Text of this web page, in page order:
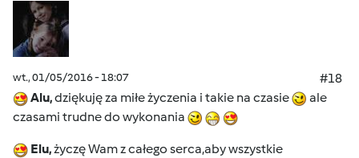
wt., 01/05/2016 - 18:07
#18
Alu,dziękuję za miłe życzenia i takie na czasie
ale
czasami trudne do wykonania
Elu,życzę Wam z całego serca,aby wszystkie